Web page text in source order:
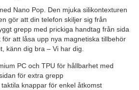
Nano Pop. Den mjuka silikontexturen
gör att din telefon skiljer sig från
grepp med prickiga handtag från sida
att låsa upp nya magnetiska tillbehör
känn dig bra – Vi har dig.
PC och TPU för hållbarhet med
för extra grepp
knappar för enkel åtkomst